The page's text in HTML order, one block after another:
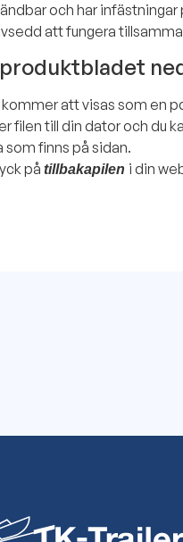
och har
att fungera
att visas som en
filen till din dator och du
som finns på sidan.
på tillbakapilen i din